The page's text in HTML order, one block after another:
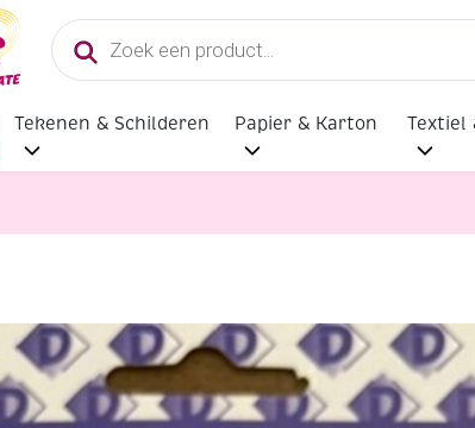
Producten
zoeken
Tekenen & Schilderen Papier & Karton Textiel
papier en karton OUTLET Hoekpons